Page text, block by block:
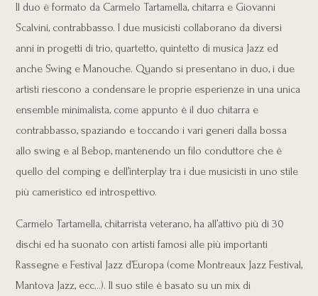
Il duo è formato da Carmelo Tartamella, chitarra e Giovanni
Scalvini, contrabbasso. I due musicisti collaborano da diversi
anni in progetti di trio, quartetto, quintetto di musica Jazz ed
anche Swing e Manouche. Quando si presentano in duo, i due
artisti riescono a condensare le proprie esperienze in una unica
ensemble minimalista, come appunto è il duo chitarra e
contrabbasso, spaziando e toccando i vari generi dalla bossa
allo swing e al Bebop, mantenendo un filo conduttore che è
quello del comping e dell’interplay tra i due musicisti in uno stile
più cameristico ed introspettivo.
Carmelo Tartamella, chitarrista veterano, ha all’attivo più di 30
dischi ed ha suonato con artisti famosi alle più importanti
Rassegne e Festival Jazz d’Europa (come Montreaux Jazz Festival,
Mantova Jazz, ecc…). Il suo stile è basato su un mix di